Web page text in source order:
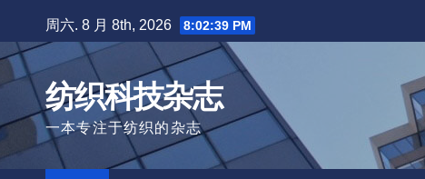
to
content
周六. 8 月 8th, 2026 8:02:40 PM
纺织科技杂志
一本专注于纺织的杂志